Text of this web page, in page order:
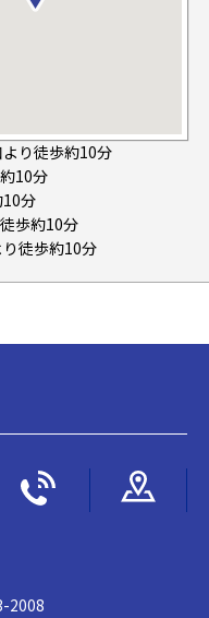
り徒歩約10分
10分
分
歩約10分
徒歩約10分
2008